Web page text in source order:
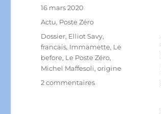
Publié
16 mars 2020
Catégories
Actu, Poste Zéro
Étiquettes
Dossier, Elliot Savy,
francais, Immamette, Le
before, Le Poste Zéro,
Michel Maffesoli,origine
2 commentairessur